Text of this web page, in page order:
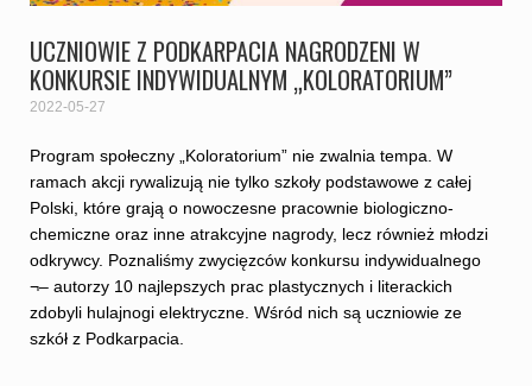
UCZNIOWIE Z PODKARPACIA NAGRODZENI W
KONKURSIE INDYWIDUALNYM „KOLORATORIUM”
2022-05-27
Program społeczny „Koloratorium” nie zwalnia tempa. W
ramach akcji rywalizują nie tylko szkoły podstawowe z całej
Polski, które grają o nowoczesne pracownie biologiczno-
chemiczne oraz inne atrakcyjne nagrody, lecz również młodzi
odkrywcy. Poznaliśmy zwycięzców konkursu indywidualnego
¬– autorzy 10 najlepszych prac plastycznych i literackich
zdobyli hulajnogi elektryczne. Wśród nich są uczniowie ze
szkół z Podkarpacia.